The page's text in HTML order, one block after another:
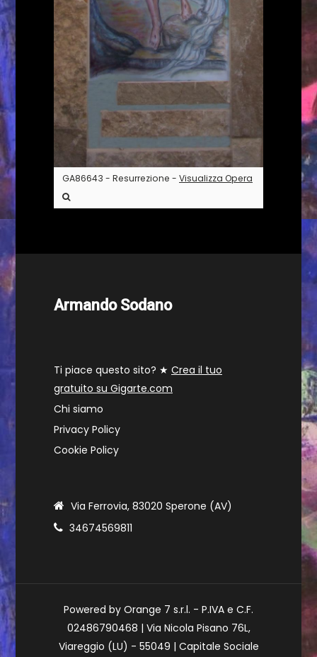
GA86643 - Resurrezione - Visualizza Opera
Armando Sodano
Ti piace questo sito? ★ Crea il tuo
gratuito su Gigarte.com
Chi siamo
Privacy Policy
Cookie Policy
Via Ferrovia, 83020 Sperone (AV)
34674569811
Powered by Orange 7 s.r.l. - P.IVA e C.F.
02486790468 | Via Nicola Pisano 76L,
Viareggio (LU) - 55049 | Capitale Sociale